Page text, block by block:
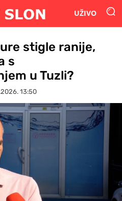
UŽIVO
stigle ranije,
s
u Tuzli?
13:50